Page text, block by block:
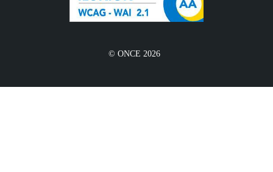
© ONCE 2026